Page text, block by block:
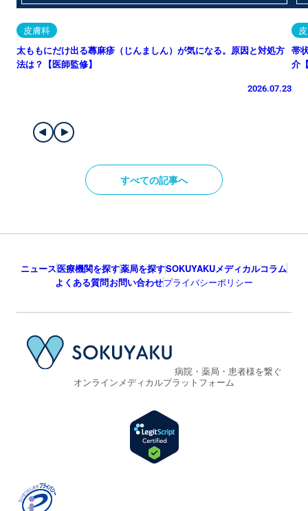
皮膚科
太ももにだけ出る蕁麻疹（じんましん）が気になる。原因と対処方
法は？【医師監修】
2026.07.23
帯
介
すべての記事へ
ニュース医療機関を探す薬局を探すSOKUYAKUメディカルコラム
よくある質問お問い合わせプライバシーポリシー
病院・薬局・患者様を繋ぐ
オンラインメディカルプラットフォーム